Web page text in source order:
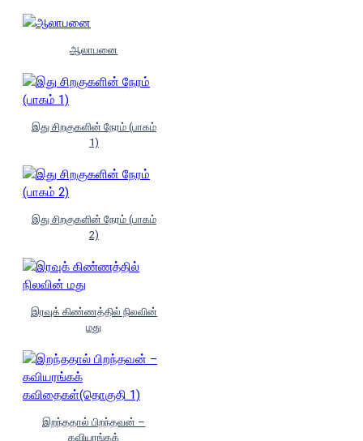
ஆலாபனை
இது சிறகுகளின் நேரம் (பாகம்
1)
இது சிறகுகளின் நேரம் (பாகம்
2)
இரவுக் கிண்ணத்தில் நிலவின்
மது
இறந்ததால் பிறந்தவன் –
கவியரங்கக்